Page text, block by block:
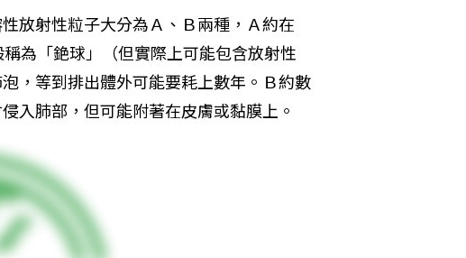
放射性粒子大分為Ａ、Ｂ兩種，Ａ約在
為「銫球」（但實際上可能包含放射性
，等到排出體外可能要耗上數年。Ｂ約數
入肺部，但可能附著在皮膚或黏膜上。